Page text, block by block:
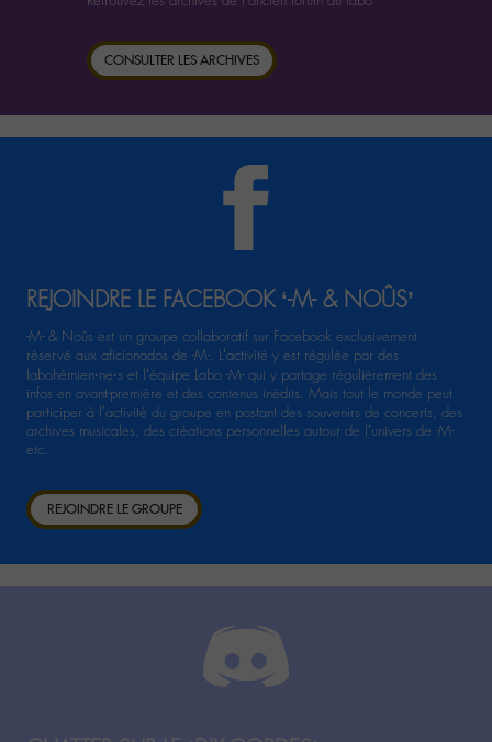
CONSULTER LES ARCHIVES
REJOINDRE LE FACEBOOK ‘-M- & NOÛS’
-M- & Noûs est un groupe collaboratif sur Facebook exclusivement
réservé aux aficionados de -M-. L’activité y est régulée par des
labohémien‧ne‧s et l’équipe Labo -M- qui y partage régulièrement des
infos en avant-première et des contenus inédits. Mais tout le monde peut
participer à l’activité du groupe en postant des souvenirs de concerts, des
archives musicales, des créations personnelles autour de l’univers de -M-
etc.
REJOINDRE LE GROUPE